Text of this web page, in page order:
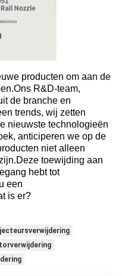
producten om aan de
R&D-team,
de branche en
trends, wij zetten
nieuwste technologieën
anticiperen we op de
niet alleen
toewijding aan
hebt tot
een
is er?